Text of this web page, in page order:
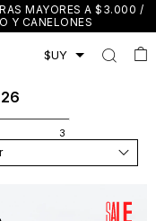
MAYORES A $3.000 /
Y CANELONES
Recomendados